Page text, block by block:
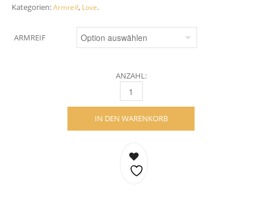
Kategorien:Armreif, Love.
ARMREIF
ANZAHL:
LOVE ARMREIF- 18 KARAT WEISSGOLD
IN DEN WARENKORB